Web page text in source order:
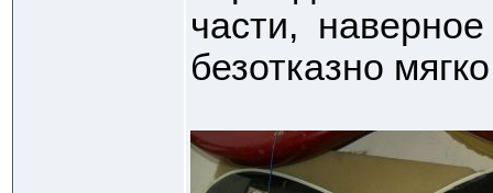
части,
безотказно